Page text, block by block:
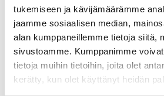
tukemiseen ja kävijämäärämme
jaamme sosiaalisen median,
alan kumppaneillemme tietoja siitä,
sivustoamme. Kumppanimme
tietoja muihin tietoihin, joita olet
kerätty, kun olet käyttänyt heidän
Jäsennumero:
Lisätiedot